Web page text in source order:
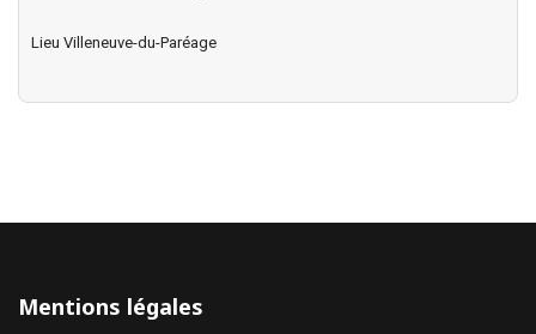
Lieu Villeneuve-du-Paréage
Mentions légales